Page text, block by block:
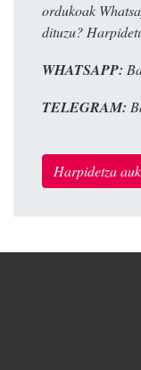
ordukoak
dituzu?
WHATSAPP:
TELEGRAM:
Harpidetza